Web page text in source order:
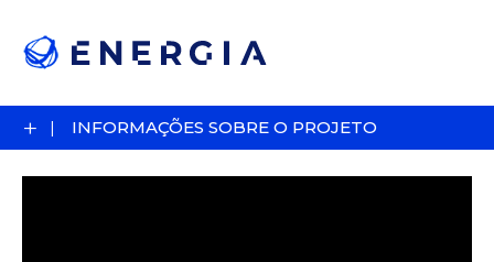
+ INFORMAÇÕES SOBRE O PROJETO